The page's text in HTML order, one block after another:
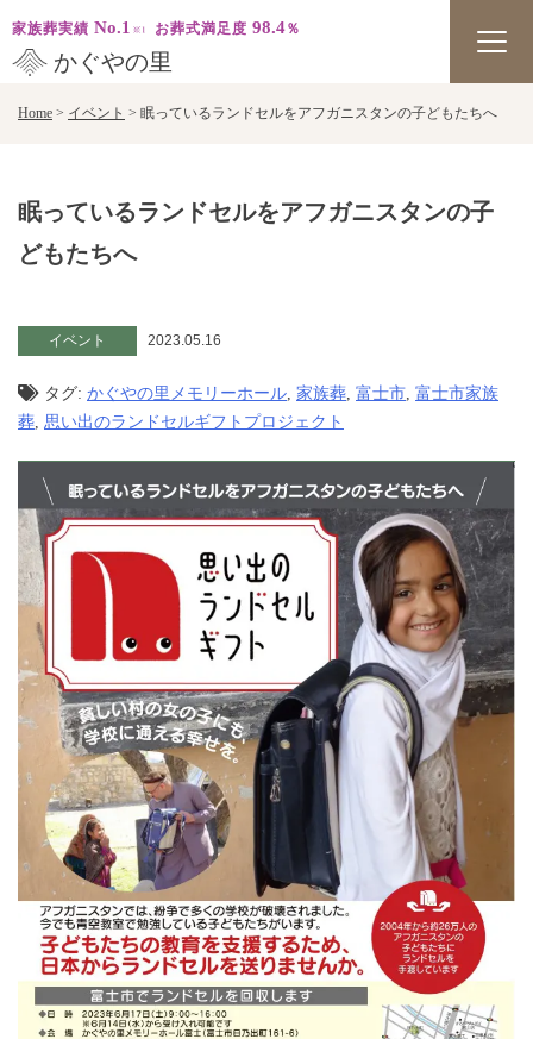
かぐやの里
家族葬実績 No.1 お葬式満足度 98.4％
Home > イベント > 眠っているランドセルをアフガニスタンの子どもたちへ
眠っているランドセルをアフガニスタンの子
どもたちへ
イベント 2023.05.16
タグ: かぐやの里メモリーホール, 家族葬, 富士市, 富士市家族
葬, 思い出のランドセルギフトプロジェクト